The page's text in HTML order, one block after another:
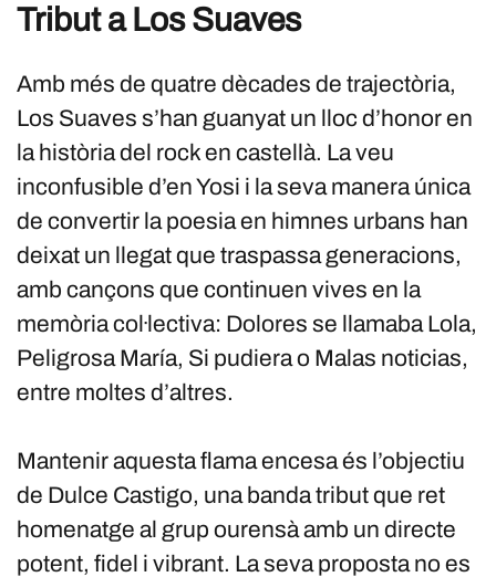
Tribut a Los Suaves
Amb més de quatre dècades de trajectòria,
Los Suaves s’han guanyat un lloc d’honor en
la història del rock en castellà. La veu
inconfusible d’en Yosi i la seva manera única
de convertir la poesia en himnes urbans han
deixat un llegat que traspassa generacions,
amb cançons que continuen vives en la
memòria col·lectiva: Dolores se llamaba Lola,
Peligrosa María, Si pudiera o Malas noticias,
entre moltes d’altres.
Mantenir aquesta flama encesa és l’objectiu
de Dulce Castigo, una banda tribut que ret
homenatge al grup ourensà amb un directe
potent, fidel i vibrant. La seva proposta no es